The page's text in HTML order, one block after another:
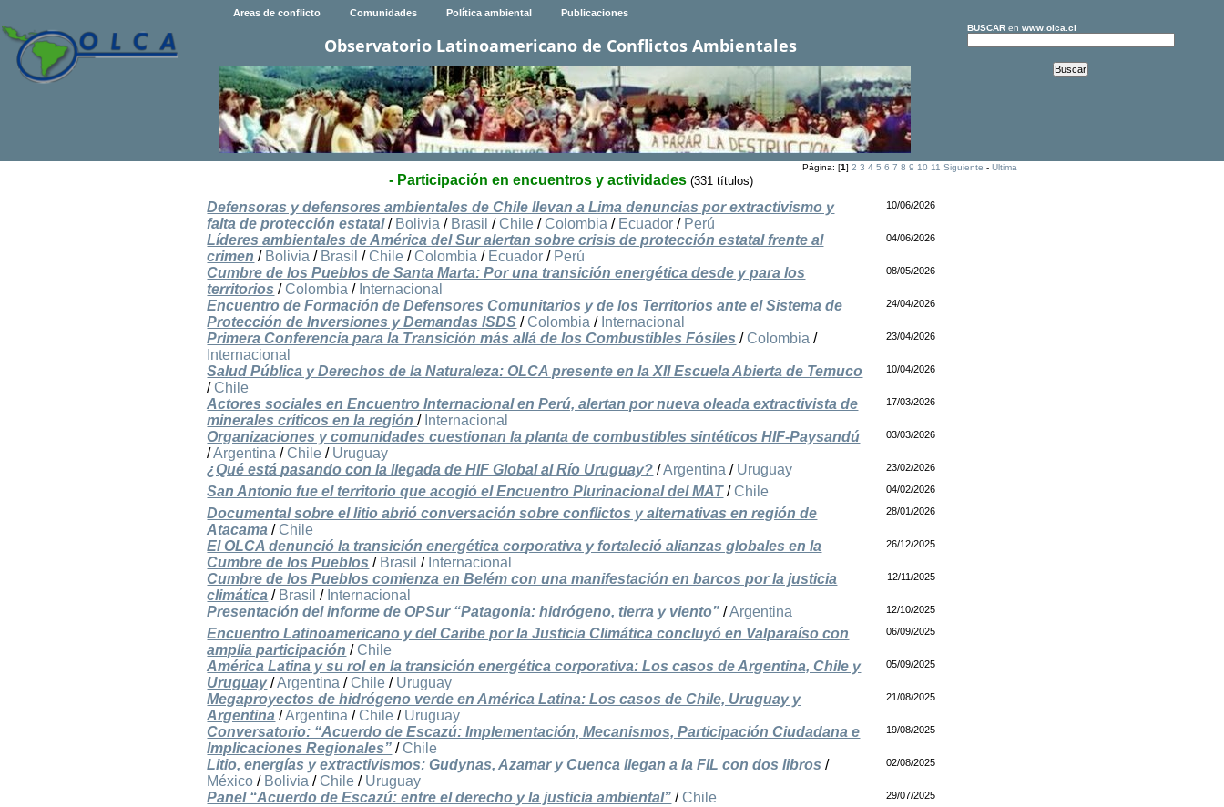
Areas de conflicto Comunidades Política ambiental Publicaciones
Observatorio Latinoamericano de Conflictos Ambientales
BUSCARen www.olca.cl
Página: [1] 2 3 4 5 6 7 8 9 10 11 Siguiente - Ultima
- Participación en encuentros y actividades (331 títulos)
Defensoras y defensores ambientales de Chile llevan a Lima denuncias por extractivismo y
falta de protección estatal/ Bolivia / Brasil / Chile / Colombia / Ecuador / Perú
10/06/2026
Líderes ambientales de América del Sur alertan sobre crisis de protección estatal frente al
crimen / Bolivia / Brasil / Chile / Colombia / Ecuador / Perú
04/06/2026
Cumbre de los Pueblos de Santa Marta: Por una transición energética desde y para los
territorios / Colombia / Internacional
08/05/2026
Encuentro de Formación de Defensores Comunitarios y de los Territorios ante el Sistema de
Protección de Inversiones y Demandas ISDS / Colombia / Internacional
24/04/2026
Primera Conferencia para la Transición más allá de los Combustibles Fósiles / Colombia /
Internacional
23/04/2026
Salud Pública y Derechos de la Naturaleza: OLCA presente en la XII Escuela Abierta de Temuco
/ Chile
10/04/2026
Actores sociales en Encuentro Internacional en Perú, alertan por nueva oleada extractivista de
minerales críticos en la región/ Internacional
17/03/2026
Organizaciones y comunidades cuestionan la planta de combustibles sintéticos HIF-Paysandú
/Argentina / Chile / Uruguay
03/03/2026
¿Qué está pasando con la llegada de HIF Global al Río Uruguay? /Argentina / Uruguay 23/02/2026
San Antonio fue el territorio que acogió el Encuentro Plurinacional del MAT/ Chile 04/02/2026
Documental sobre el litio abrió conversación sobre conflictos y alternativas en región de
Atacama / Chile
28/01/2026
El OLCA denunció la transición energética corporativa y fortaleció alianzas globales en la
Cumbre de los Pueblos / Brasil / Internacional
26/12/2025
Cumbre de los Pueblos comienza en Belém con una manifestación en barcos por la justicia
climática / Brasil / Internacional
12/11/2025
Presentación del informe de OPSur “Patagonia: hidrógeno, tierra y viento” /Argentina 12/10/2025
Encuentro Latinoamericano y del Caribe por la Justicia Climática concluyó en Valparaíso con
amplia participación / Chile
06/09/2025
América Latina y su rol en la transición energética corporativa: Los casos de Argentina, Chile y
Uruguay/Argentina / Chile / Uruguay
05/09/2025
Megaproyectos de hidrógeno verde en América Latina: Los casos de Chile, Uruguay y
Argentina /Argentina / Chile / Uruguay
21/08/2025
Conversatorio: “Acuerdo de Escazú: Implementación, Mecanismos, Participación Ciudadana e
Implicaciones Regionales” / Chile
19/08/2025
Litio, energías y extractivismos: Gudynas, Azamar y Cuenca llegan a la FIL con dos libros /
México / Bolivia / Chile / Uruguay
02/08/2025
Panel “Acuerdo de Escazú: entre el derecho y la justicia ambiental” / Chile 29/07/2025